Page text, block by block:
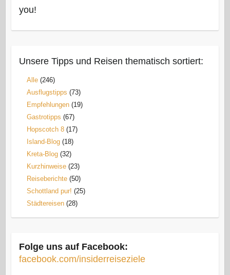
you!
Unsere Tipps und Reisen thematisch sortiert:
Alle(246)
Ausflugstipps (73)
Empfehlungen(19)
Gastrotipps (67)
Hopscotch 8(17)
Island-Blog(18)
Kreta-Blog(32)
Kurzhinweise(23)
Reiseberichte(50)
Schottland pur! (25)
Städtereisen(28)
Folge uns auf Facebook:
facebook.com/insiderreiseziele